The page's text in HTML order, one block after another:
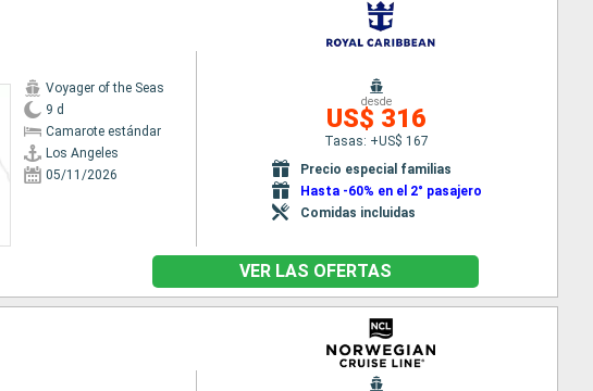
Voyager of the Seas
9 d
Camarote estándar
Los Angeles
05/11/2026
desde
US$ 316
Tasas: +US$ 167
Precio especial familias
Hasta -60% en el 2° pasajero
Comidas incluidas
VER LAS OFERTAS